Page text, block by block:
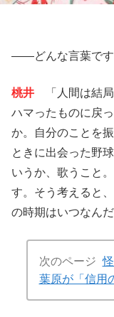
――どんな言葉です
桃井 「人間は結局
ハマったものに戻
か。自分のことを
ときに出会った野
いうか、歌うこと
す。そう考えると
の時期はいつなん
次のページ
葉原が「信用